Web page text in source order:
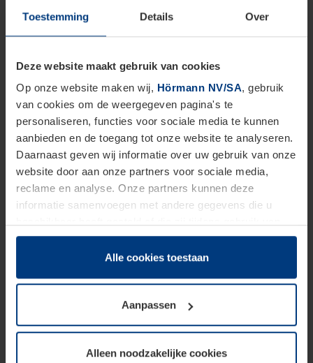
Toestemming Details Over
Deze website maakt gebruik van cookies
Op onze website maken wij, Hörmann NV/SA, gebruik
van cookies om de weergegeven pagina's te
personaliseren, functies voor sociale media te kunnen
aanbieden en de toegang tot onze website te analyseren.
Daarnaast geven wij informatie over uw gebruik van onze
website door aan onze partners voor sociale media,
reclame en analyse. Onze partners kunnen deze
informatie samenvoegen met andere gegevens die u
hun diensten hebben verzameld.
Juridisch hebben wij het recht om cookies op uw
van deze pagina's absoluut vereist is. Voor alle andere
soorten cookies is uw toestemming benodigd. Uw
toestemming kunt u op elk moment bij de uitleg van de
wijzigen of herroepen.
Alle cookies toestaan
Aanpassen
Alleen noodzakelijke cookies